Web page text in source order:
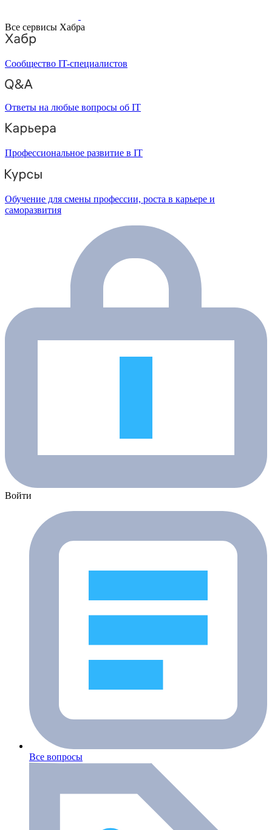
Все сервисы Хабра
Сообщество IT-специалистов
Ответы на любые вопросы об IT
Профессиональное развитие в IT
Обучение для смены профессии, роста в карьере и
саморазвития
Войти
Все вопросы